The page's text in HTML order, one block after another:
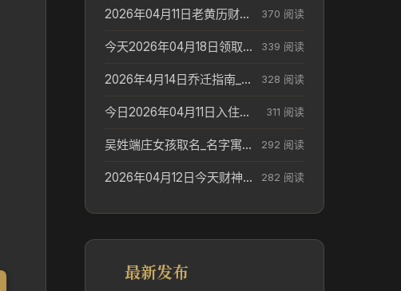
2026年04月11日老黄历财神方位_财神方位与供奉讲究 370 阅读
今天2026年04月18日领取结婚证老黄历不适合吗_领证日期参考 339 阅读
2026年4月14日乔迁指南_搬家择日参考 328 阅读
今日2026年04月11日入住新居老黄历不适宜吗_搬家择日参考 311 阅读
吴姓端庄女孩取名_名字寓意参考 292 阅读
2026年04月12日今天财神在哪个吉位_财神方位参考 282 阅读
最新发布